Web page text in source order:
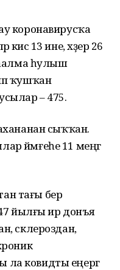
коронавирусҡа
13 ине, хәҙер 26
һулыш
ҡушҡан
– 475.
сыҡҡан.
йәмғеһе 11 меңгә
тағы бер
йылғы ир донъя
склероздан,
ковидты еңергә